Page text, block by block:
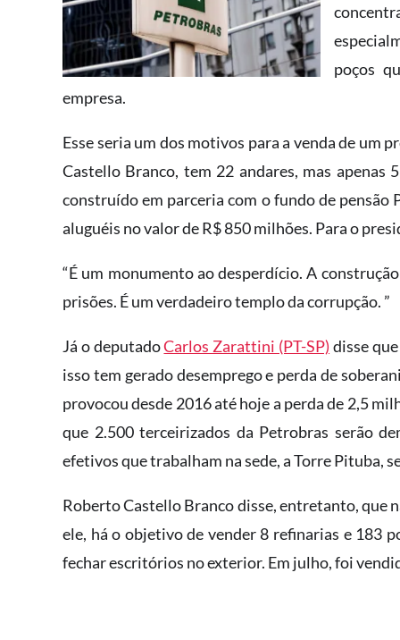
poços
empresa.
Esse seria um dos motivos para a venda de um
Castello Branco, tem 22 andares, mas
construído em parceria com o fundo de pensão
aluguéis no valor de R$ 850 milhões. Para o
“É um monumento ao desperdício. A
prisões. É um verdadeiro templo da corrupção. ”
Já o deputadoCarlos Zarattini (PT-SP) disse
isso tem gerado desemprego e perda de
provocou desde 2016 até hoje a perda de 2,5
que 2.500 terceirizados da Petrobras serão
efetivos que trabalham na sede, a Torre Pituba,
Roberto Castello Branco disse, entretanto, que
ele, há o objetivo de vender 8 refinarias e 183
fechar escritórios no exterior. Em julho, foi